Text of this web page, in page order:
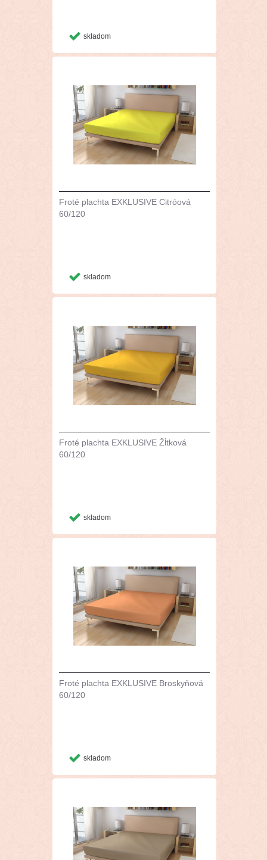
skladom
Froté plachta EXKLUSIVE Citróová
60/120
skladom
Froté plachta EXKLUSIVE Žĺtková
60/120
skladom
Froté plachta EXKLUSIVE Broskyňová
60/120
skladom